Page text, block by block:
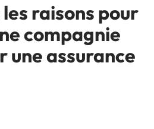
raisons pour
compagnie
une assurance